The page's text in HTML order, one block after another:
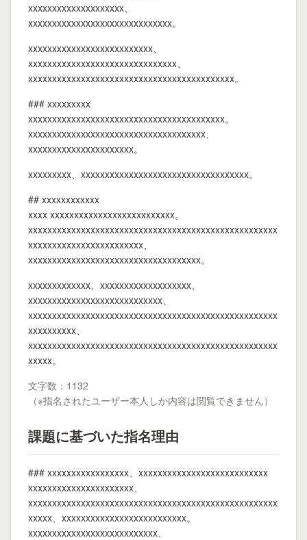
xxxxxxxxxxxxxxxxxxxx、
xxxxxxxxxxxxxxxxxxxxxxxxxxxxxx。
xxxxxxxxxxxxxxxxxxxxxxxxxx、
xxxxxxxxxxxxxxxxxxxxxxxxxxxxxxx、
xxxxxxxxxxxxxxxxxxxxxxxxxxxxxxxxxxxxxxxxxxx。
### xxxxxxxxx
xxxxxxxxxxxxxxxxxxxxxxxxxxxxxxxxxxxxxxxxx。
xxxxxxxxxxxxxxxxxxxxxxxxxxxxxxxxxxxxx、
xxxxxxxxxxxxxxxxxxxxxx。
xxxxxxxxx、xxxxxxxxxxxxxxxxxxxxxxxxxxxxxxxxxxx。
## xxxxxxxxxxxx
xxxx xxxxxxxxxxxxxxxxxxxxxxxxxx。
xxxxxxxxxxxxxxxxxxxxxxxxxxxxxxxxxxxxxxxxxxxxxxxxxxxx
xxxxxxxxxxxxxxxxxxxxxxxx、
xxxxxxxxxxxxxxxxxxxxxxxxxxxxxxxxxxxx。
xxxxxxxxxxxxx、xxxxxxxxxxxxxxxxxxx、
xxxxxxxxxxxxxxxxxxxxxxxxxxxx、
xxxxxxxxxxxxxxxxxxxxxxxxxxxxxxxxxxxxxxxxxxxxxxxxxxxx
xxxxxxxxxx、
xxxxxxxxxxxxxxxxxxxxxxxxxxxxxxxxxxxxxxxxxxxxxxxxxxxx
xxxxx。
文字数：1132
（※指名されたユーザー本人しか内容は閲覧できません）
課題に基づいた指名理由
### xxxxxxxxxxxxxxxxx、xxxxxxxxxxxxxxxxxxxxxxxxxxx
xxxxxxxxxxxxxxxxxxxxxx、
xxxxxxxxxxxxxxxxxxxxxxxxxxxxxxxxxxxxxxxxxxxxxxxxxxxx
xxxxx、xxxxxxxxxxxxxxxxxxxxxxxxxx。
xxxxxxxxxxxxxxxxxxxxxxxxxxx、